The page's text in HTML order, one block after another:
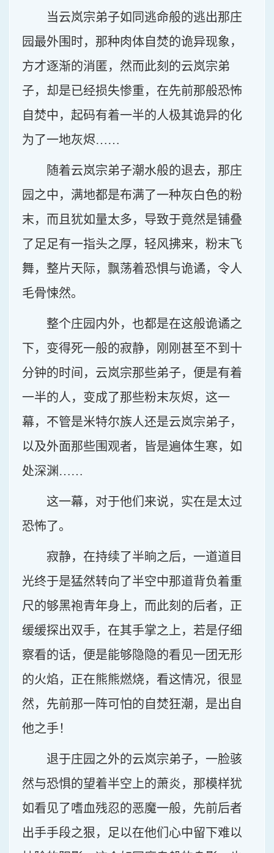
当云岚宗弟子如同逃命般的逃出那庄
园最外围时，那种肉体自焚的诡异现象，
方才逐渐的消匿，然而此刻的云岚宗弟
子，却是已经损失惨重，在先前那般恐怖
自焚中，起码有着一半的人极其诡异的化
为了一地灰烬……
随着云岚宗弟子潮水般的退去，那庄
园之中，满地都是布满了一种灰白色的粉
末，而且犹如量太多，导致于竟然是铺叠
了足足有一指头之厚，轻风拂来，粉末飞
舞，整片天际，飘荡着恐惧与诡谲，令人
毛骨悚然。
整个庄园内外，也都是在这般诡谲之
下，变得死一般的寂静，刚刚甚至不到十
分钟的时间，云岚宗那些弟子，便是有着
一半的人，变成了那些粉末灰烬，这一
幕，不管是米特尔族人还是云岚宗弟子，
以及外面那些围观者，皆是遍体生寒，如
处深渊……
这一幕，对于他们来说，实在是太过
恐怖了。
寂静，在持续了半晌之后，一道道目
光终于是猛然转向了半空中那道背负着重
尺的够黑袍青年身上，而此刻的后者，正
缓缓探出双手，在其手掌之上，若是仔细
察看的话，便是能够隐隐的看见一团无形
的火焰，正在熊熊燃烧，看这情况，很显
然，先前那一阵可怕的自焚狂潮，是出自
他之手！
退于庄园之外的云岚宗弟子，一脸骇
然与恐惧的望着半空上的萧炎，那模样犹
如看见了嗜血残忍的恶魔一般，先前后者
出手手段之狠，足以在他们心中留下难以